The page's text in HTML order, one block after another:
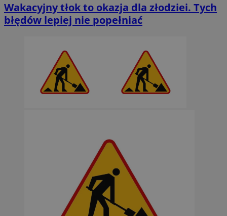
Wakacyjny tłok to okazja dla złodziei. Tych
błędów lepiej nie popełniać